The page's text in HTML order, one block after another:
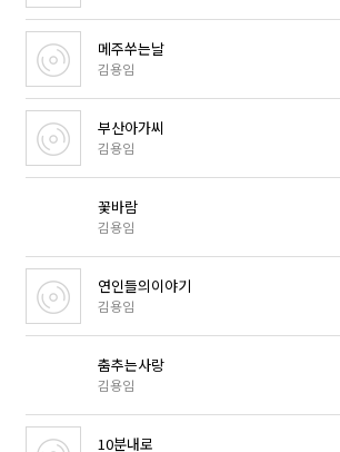
메주쑤는날
김용임
부산아가씨
김용임
꽃바람
김용임
연인들의이야기
김용임
춤추는사랑
김용임
10분내로